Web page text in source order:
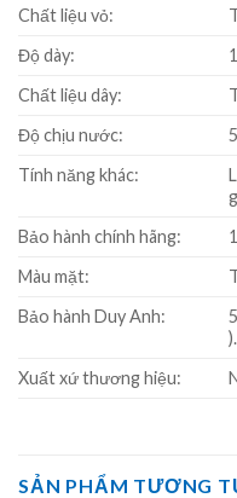
Chất liệu vỏ:
Độ dày:
Chất liệu dây:
Độ chịu nước:
Tính năng khác:
Bảo hành chính hãng:
Màu mặt:
Bảo hành Duy Anh:
).
Xuất xứ thương hiệu:
SẢN PHẨM TƯƠNG